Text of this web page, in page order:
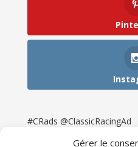
Gérer le
#CRads @ClassicRacingAd